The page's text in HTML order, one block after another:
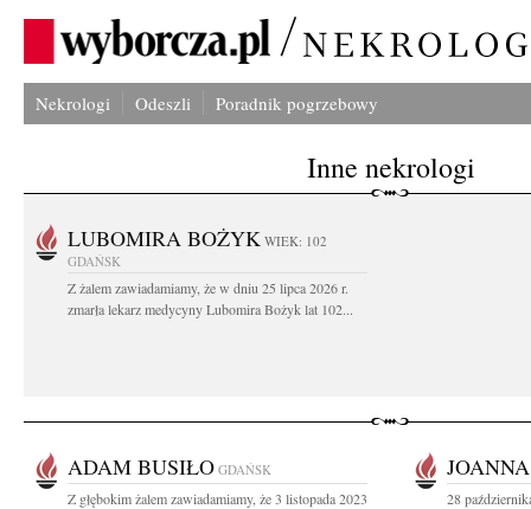
Nekrologi Odeszli Poradnik pogrzebowy
Inne nekrologi
LUBOMIRA BOŻYK WIEK: 102
GDAŃSK
Z żalem zawiadamiamy, że w dniu 25 lipca 2026 r.
zmarła lekarz medycyny Lubomira Bożyk lat 102...
ADAM BUSIŁO GDAŃSK
Z głębokim żalem zawiadamiamy, że 3 listopada 2023
28